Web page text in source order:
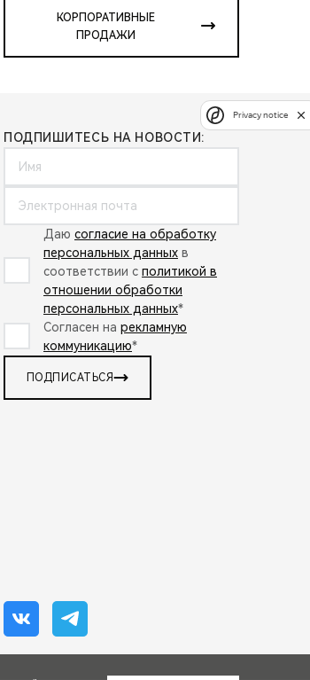
КОРПОРАТИВНЫЕ
ПРОДАЖИ
ПОДПИШИТЕСЬ НА НОВОСТИ:
Даю согласие на обработку
персональных данных в
соответствии с политикой в
отношении обработки
персональных данных*
Согласен на рекламную
коммуникацию*
ПОДПИСАТЬСЯ
Privacy notice